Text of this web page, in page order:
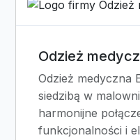
Odzież
Odzież medyczna
siedzibą w
harmonijne
funkcjonalności i